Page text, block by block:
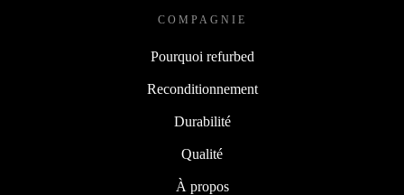
COMPAGNIE
Pourquoi refurbed
Reconditionnement
Durabilité
Qualité
À propos